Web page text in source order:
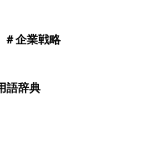
＃企業戦略
語辞典